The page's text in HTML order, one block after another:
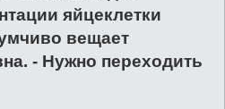
яйцеклетки
вещает
- Нужно переходить